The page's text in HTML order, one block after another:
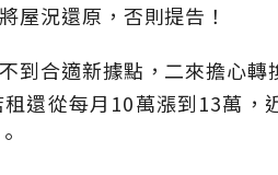
屋況還原，否則提告！
到合適新據點，二來擔心轉
還從每月10萬漲到13萬，